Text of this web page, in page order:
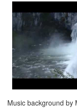
Music background by